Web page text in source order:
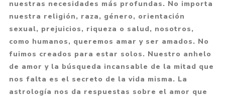
nuestras necesidades más profundas. No importa
nuestra religión, raza, género, orientación
sexual, prejuicios, riqueza o salud, nosotros,
como humanos, queremos amar y ser amados. No
fuimos creados para estar solos. Nuestro anhelo
de amor y la búsqueda incansable de la mitad que
nos falta es el secreto de la vida misma. La
astrología nos da respuestas sobre el amor que